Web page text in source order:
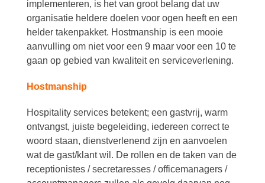
implementeren, is het van groot belang dat uw
organisatie heldere doelen voor ogen heeft en een
helder takenpakket. Hostmanship is een mooie
aanvulling om niet voor een 9 maar voor een 10 te
gaan op gebied van kwaliteit en serviceverlening.
Hostmanship
Hospitality services betekent; een gastvrij, warm
ontvangst, juiste begeleiding, iedereen correct te
woord staan, dienstverlenend zijn en aanvoelen
wat de gast/klant wil. De rollen en de taken van de
receptionistes / secretaresses / officemanagers /